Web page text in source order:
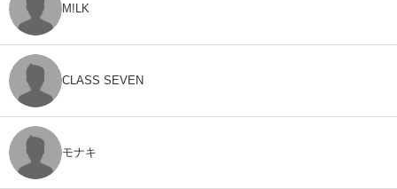
M!LK
CLASS SEVEN
モナキ